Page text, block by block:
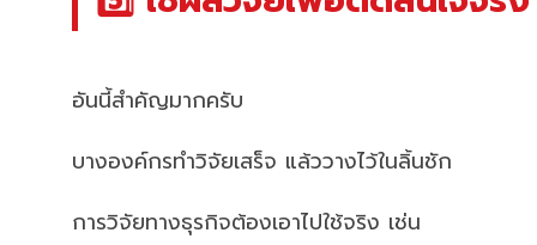
อันนี้สำคัญมากครับ
บางองค์กรทำวิจัยเสร็จ แล้ววางไว้ในลิ้นชัก
การวิจัยทางธุรกิจต้องเอาไปใช้จริง เช่น